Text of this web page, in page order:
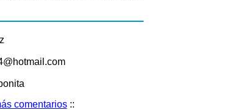
comentarios::